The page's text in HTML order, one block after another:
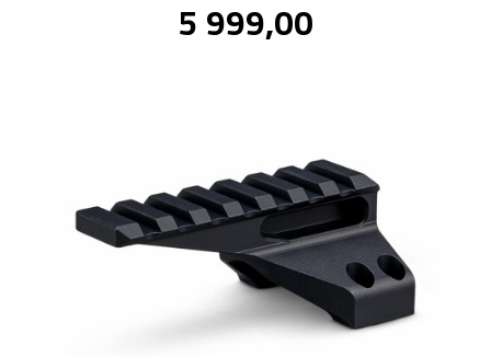
Pris
5 999,00mva.